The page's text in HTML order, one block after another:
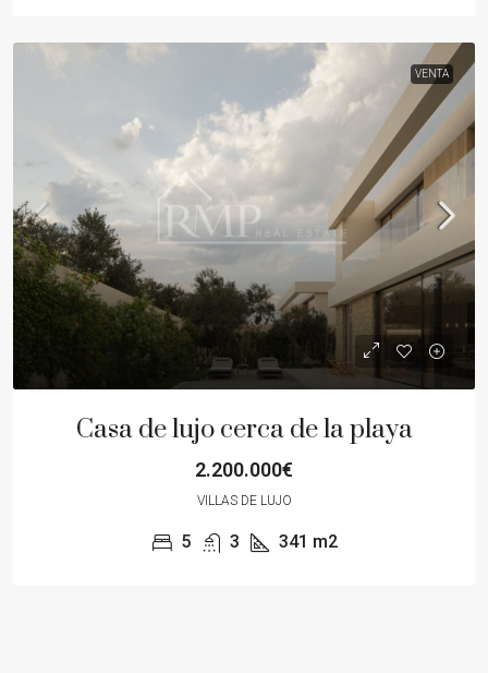
VENTA
Casa de lujo cerca de la playa
2.200.000€
VILLAS DE LUJO
5 3 341 m2